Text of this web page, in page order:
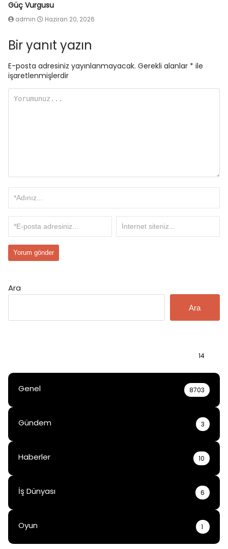
Güç Vurgusu
admin Haziran 20, 2026
Bir yanıt yazın
E-posta adresiniz yayınlanmayacak. Gerekli alanlar * ile
işaretlenmişlerdir
Ara
Ara
14
Genel 8703
Gündem 3
Haberler 10
İş Dünyası 6
Oyun 1